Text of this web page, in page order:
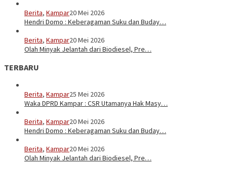
Berita, Kampar20 Mei 2026
Hendri Domo : Keberagaman Suku dan Buday…
Berita, Kampar20 Mei 2026
Olah Minyak Jelantah dari Biodiesel, Pre…
TERBARU
Berita, Kampar25 Mei 2026
Waka DPRD Kampar : CSR Utamanya Hak Masy…
Berita, Kampar20 Mei 2026
Hendri Domo : Keberagaman Suku dan Buday…
Berita, Kampar20 Mei 2026
Olah Minyak Jelantah dari Biodiesel, Pre…